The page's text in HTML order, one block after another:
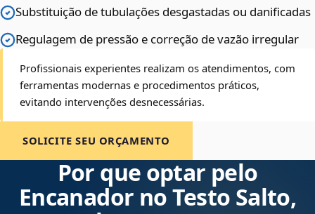
Substituição de tubulações desgastadas ou danificadas
Regulagem de pressão e correção de vazão irregular
Profissionais experientes realizam os atendimentos, com
ferramentas modernas e procedimentos práticos,
evitando intervenções desnecessárias.
SOLICITE SEU ORÇAMENTO
Por que optar pelo
Encanador no Testo Salto,